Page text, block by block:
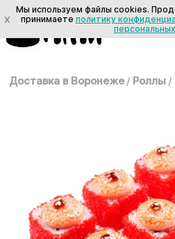
Доставка в Воронеже / Роллы /
X
Мы используем файлы cookies.
принимаете политику